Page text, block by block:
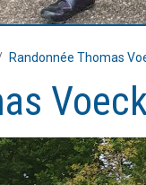
Randonnée Thomas